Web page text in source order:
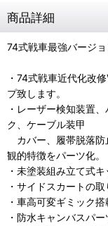
商品詳細
74式戦車最強バージョ
・74式戦車近代化改
プ致します。
・レーザー検知装置
ク、ケーブル装甲
カバー、履帯脱落防
観的特徴をパーツ化。
・未塗装組み立て式
・サイドスカートの取
・車高可変ギミック
・防水キャンバスパ